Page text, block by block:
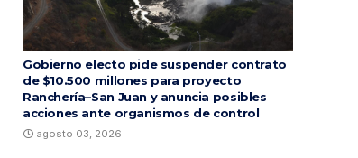
Gobierno electo pide suspender contrato
de $10.500 millones para proyecto
Ranchería–San Juan y anuncia posibles
acciones ante organismos de control
agosto 03, 2026